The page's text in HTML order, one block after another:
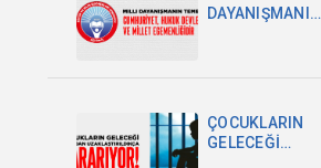
DAYANIŞMANIN
MİLLET
EGEMENLİĞİDİR
ÇOCUKLARIN
GELECEĞİ